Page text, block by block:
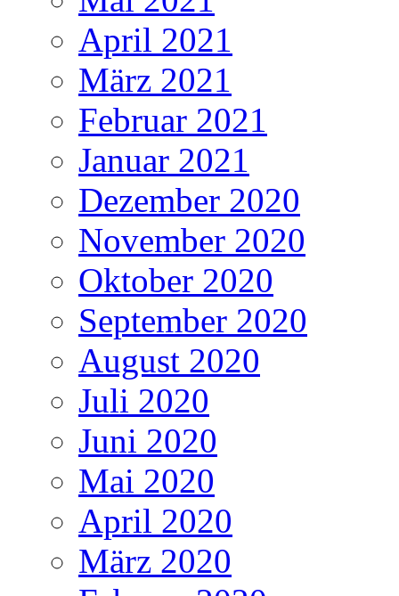
April 2021
März 2021
Februar 2021
Januar 2021
Dezember 2020
November 2020
Oktober 2020
September 2020
August 2020
Juli 2020
Juni 2020
Mai 2020
April 2020
März 2020